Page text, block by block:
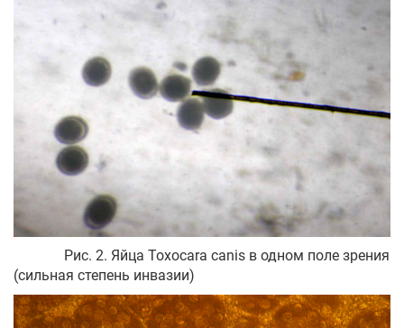
Рис. 2. Яйца Toxocara canis в одном поле зрения
(сильная степень инвазии)